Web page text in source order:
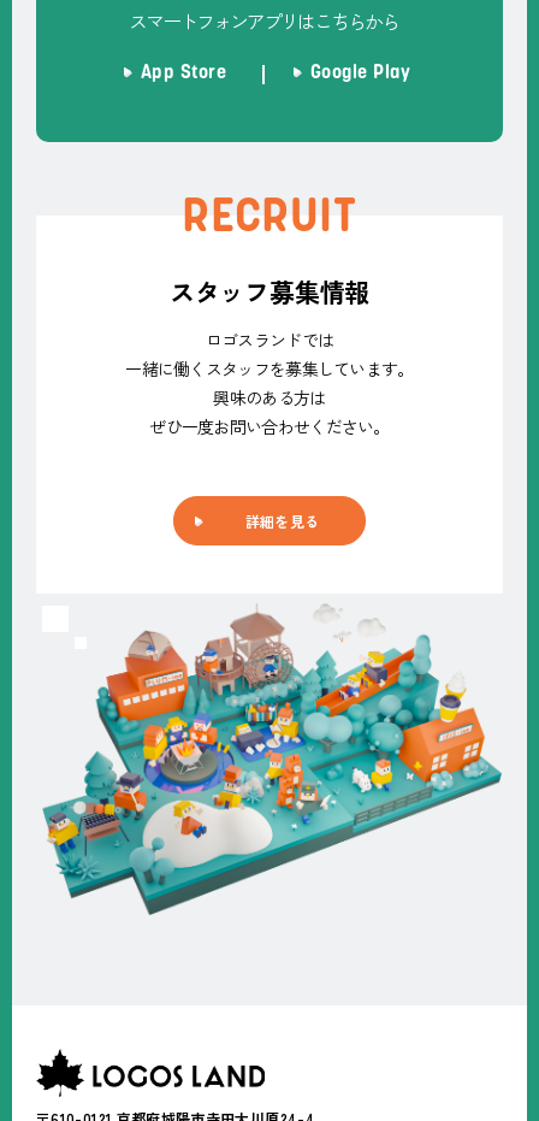
スマートフォンアプリはこちらから
App Store Google Play
RECRUIT
スタッフ募集情報
ロゴスランドでは
一緒に働くスタッフを募集しています。
興味のある方は
ぜひ一度お問い合わせください。
詳細を見る